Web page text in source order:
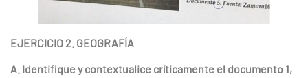
EJERCICIO 2. GEOGRAFÍA
A. Identifique y contextualice críticamente el documento 1,